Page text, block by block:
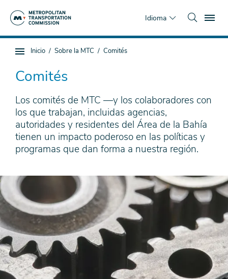
Idioma
Navegación
de
subpágina
Estás
Inicio Sobre la MTC Comités
Comités
Los comités de MTC —y los colaboradores con
los que trabajan, incluidas agencias,
autoridades y residentes del Área de la Bahía
tienen un impacto poderoso en las políticas y
programas que dan forma a nuestra región.